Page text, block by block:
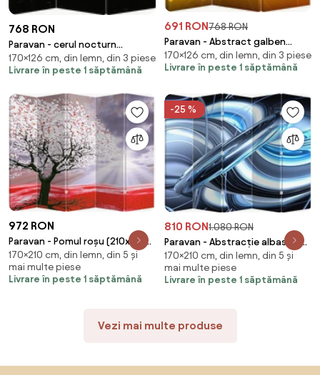
768 RON
Paravan - cerul nocturn
(126x170 cm)
170×126 cm, din lemn, din 3 piese
Livrare în peste 1 săptămână
691 RON768 RON
Paravan - Abstract galben
(126x170 cm)
170×126 cm, din lemn, din 3 piese
Livrare în peste 1 săptămână
972 RON
Paravan - Pomul roșu (210x170
cm)
170×210 cm, din lemn, din 5 și
mai multe piese
Livrare în peste 1 săptămână
-25 %
810 RON1.080 RON
Paravan - Abstracție albastră
(210x170 cm)
170×210 cm, din lemn, din 5 și
mai multe piese
Livrare în peste 1 săptămână
Vezi mai multe produse